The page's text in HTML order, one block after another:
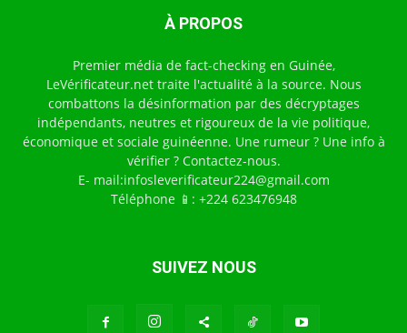
À PROPOS
Premier média de fact-checking en Guinée,
LeVérificateur.net traite l'actualité à la source. Nous
combattons la désinformation par des décryptages
indépendants, neutres et rigoureux de la vie politique,
économique et sociale guinéenne. Une rumeur ? Une info à
vérifier ? Contactez-nous.
E- mail:infosleverificateur224@gmail.com
Téléphone 📱: +224 623476948
SUIVEZ NOUS